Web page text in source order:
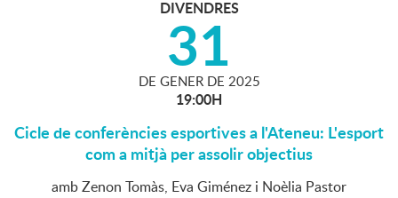
DIVENDRES
31
DE GENER DE 2025
19:00H
Cicle de conferències esportives a l'Ateneu: L'esport
com a mitjà per assolir objectius
amb Zenon Tomàs, Eva Giménez i Noèlia Pastor